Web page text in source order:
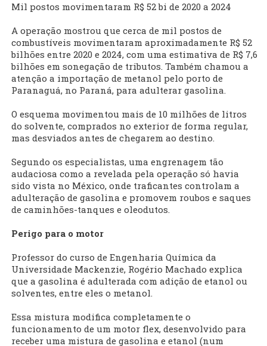
Mil postos movimentaram R$ 52 bi de 2020 a 2024
A operação mostrou que cerca de mil postos de
combustíveis movimentaram aproximadamente R$ 52
bilhões entre 2020 e 2024, com uma estimativa de R$ 7,6
bilhões em sonegação de tributos. Também chamou a
atenção a importação de metanol pelo porto de
Paranaguá, no Paraná, para adulterar gasolina.
O esquema movimentou mais de 10 milhões de litros
do solvente, comprados no exterior de forma regular,
mas desviados antes de chegarem ao destino.
Segundo os especialistas, uma engrenagem tão
audaciosa como a revelada pela operação só havia
sido vista no México, onde traficantes controlam a
adulteração de gasolina e promovem roubos e saques
de caminhões-tanques e oleodutos.
Perigo para o motor
Professor do curso de Engenharia Química da
Universidade Mackenzie, Rogério Machado explica
que a gasolina é adulterada com adição de etanol ou
solventes, entre eles o metanol.
Essa mistura modifica completamente o
funcionamento de um motor flex, desenvolvido para
receber uma mistura de gasolina e etanol (num